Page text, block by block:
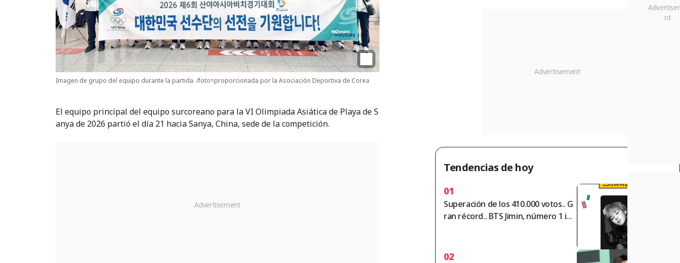
Imagen de grupo del equipo durante la partida. /foto=proporcionada por la Asociación Deportiva de Corea
El equipo principal del equipo surcoreano para la VI Olimpiada Asiática de Playa de S
anya de 2026 partió el día 21 hacia Sanya, China, sede de la competición.
Tendencias de hoy
01
Superación de los 410.000 votos.. G
ran récord.. BTS Jimin, número 1 ind
02